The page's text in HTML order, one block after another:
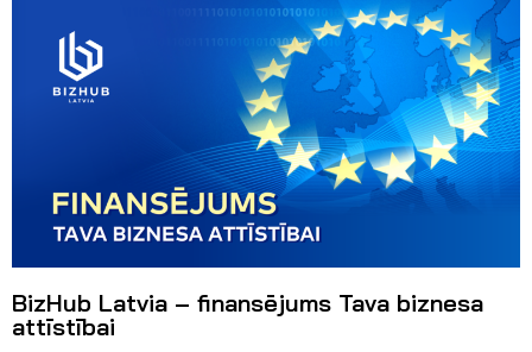
BizHub Latvia – finansējums Tava biznesa
attīstībai